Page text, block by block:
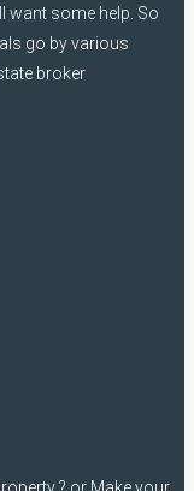
want some help. So
go by various
broker
? or Make your